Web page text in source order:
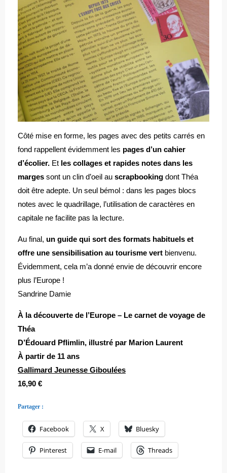
Côté mise en forme, les pages avec des petits carrés en
fond rappellent évidemment les pages d’un cahier
d’écolier. Et les collages et rapides notes dans les
marges sont un clin d’oeil au scrapbooking dont Théa
doit être adepte. Un seul bémol : dans les pages blocs
notes avec le quadrillage, l’utilisation de caractères en
capitale ne facilite pas la lecture.
Au final, un guide qui sort des formats habituels et
offre une sensibilisation au tourisme vert bienvenu.
Évidemment, cela m’a donné envie de découvrir encore
plus l’Europe !
Sandrine Damie
À la découverte de l’Europe – Le carnet de voyage de
Théa
D’Édouard Pflimlin, illustré par Marion Laurent
À partir de 11 ans
Gallimard Jeunesse Giboulées
16,90 €
Partager :
Facebook X Bluesky
Pinterest E-mail Threads